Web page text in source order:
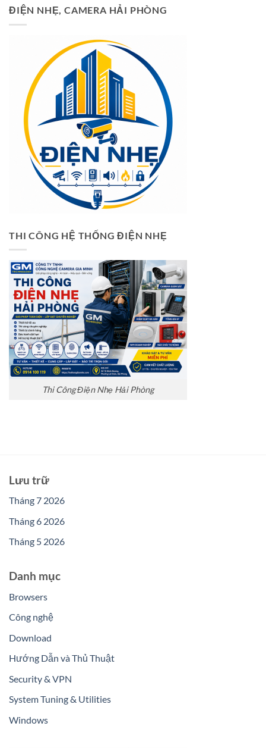
ĐIỆN NHẸ, CAMERA HẢI PHÒNG
THI CÔNG HỆ THỐNG ĐIỆN NHẸ
Thi Công Điện Nhẹ Hải Phòng
Lưu trữ
Tháng 7 2026
Tháng 6 2026
Tháng 5 2026
Danh mục
Browsers
Công nghệ
Download
Hướng Dẫn và Thủ Thuật
Security & VPN
System Tuning & Utilities
Windows